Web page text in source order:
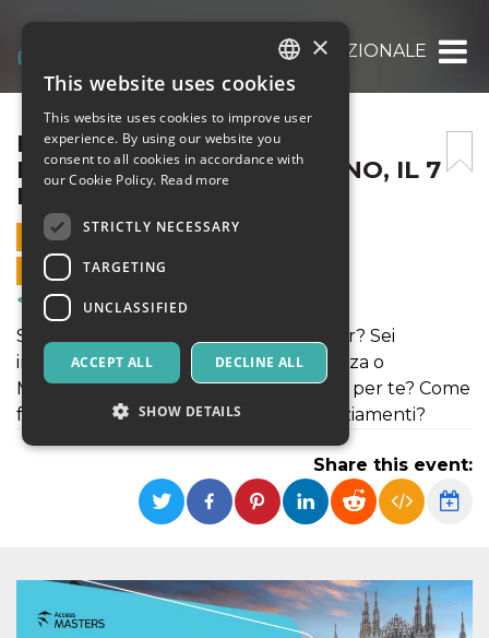
EVENTO MASTER INTERNAZIONALE A
EVENTO MASTER
INTERNAZIONALE A MILANO, IL 7
FEBBRAIO
7 FEBRUARY 2024 - 15:30
ONLINE SALES ENDED
Courses & Training
Stai pensando di conseguire un Master? Sei
interessato a studiare Economia, Finanza o
Marketing? Ma qual è la facoltà ideale per te? Come
funzionano le borse di studio e i finanziamenti?
Share this event:
ITALIAN
ENGLISH
SPANISH
×
This website uses cookies
This website uses cookies to improve user
experience. By using our website you
consent to all cookies in accordance with
our Cookie Policy. Read more
STRICTLY NECESSARY
TARGETING
UNCLASSIFIED
ACCEPT ALL DECLINE ALL
SHOW DETAILS
Strictly necessary
Targeting
Unclassified
functionality such as user login and account
management. The website cannot be used
properly without strictly necessary cookies.